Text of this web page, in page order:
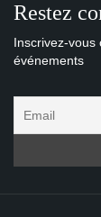
Restez
Inscrivez-vous
événements